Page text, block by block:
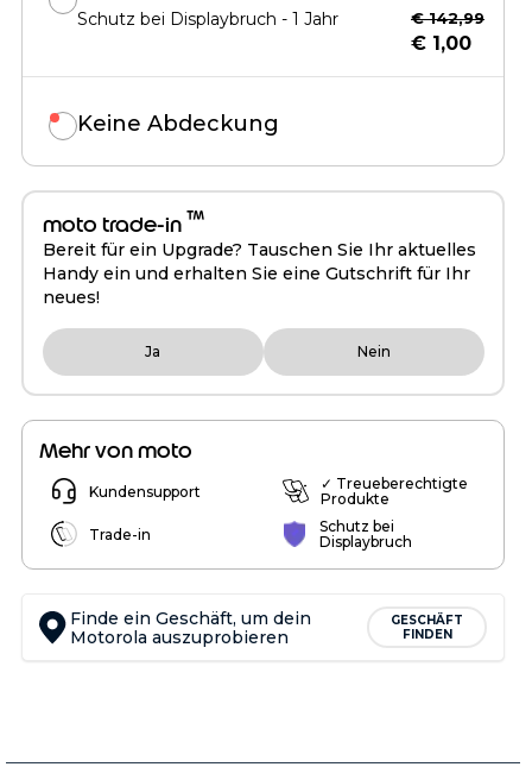
Schutz bei Displaybruch - 1 Jahr
€ 142,99
€ 1,00
Keine Abdeckung
moto trade-in ™
Bereit für ein Upgrade? Tauschen Sie Ihr aktuelles
Handy ein und erhalten Sie eine Gutschrift für Ihr
neues!
Ja Nein
Mehr von moto
Kundensupport
✓ Treueberechtigte
Produkte
Trade-in
Schutz bei
Displaybruch
Finde ein Geschäft, um dein
Motorola auszuprobieren
GESCHÄFT
FINDEN